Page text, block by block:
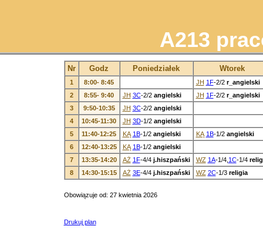
A213
Nr Godz Poniedziałek Wtorek
1 8:00- 8:45 JH 1F-2/2 r_angielski
2
8:55- 9:40 JH 3C-2/2 angielski JH 1F-2/2 r_angielski
3
9:50-10:35 JH 3C-2/2 angielski
4
10:45-11:30 JH 3D-1/2 angielski
5
11:40-12:25 KĄ 1B-1/2 angielski KĄ 1B-1/2 angielski
6
12:40-13:25 KĄ 1B-1/2 angielski
7
13:35-14:20 AŻ 1F-4/4 j.hiszpański WZ 1A-1/4, 1C-1/4
8
14:30-15:15 AŻ 3E-4/4 j.hiszpański WZ 2C-1/3 religia
Obowiązuje od: 27 kwietnia 2026
Drukuj plan